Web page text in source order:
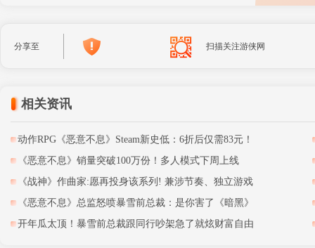
分享至 扫描关注游侠网
相关资讯
动作RPG《恶意不息》Steam新史低：6折后仅需83元！
《恶意不息》销量突破100万份！多人模式下周上线
《战神》作曲家:愿再投身该系列! 兼涉节奏、独立游戏
《恶意不息》总监怒喷暴雪前总裁：是你害了《暗黑》
开年瓜太顶！暴雪前总裁跟同行吵架急了就炫财富自由